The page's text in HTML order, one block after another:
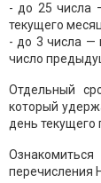
- до 25 числа
текущего
- до 3 числа —
число
Отдельный
который
день текущего
перечисления